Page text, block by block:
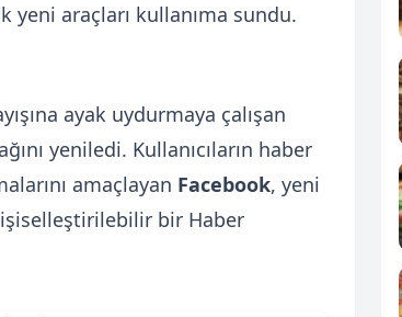
yeni araçları kullanıma sundu.
ayak uydurmaya çalışan
yeniledi. Kullanıcıların haber
amaçlayan Facebook, yeni
bir Haber